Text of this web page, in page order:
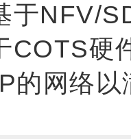
于NFV/
COTS硬
的网络